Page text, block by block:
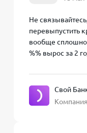
Не
перевыпустить
вообще
%% вырос за 2
Свой
Компания